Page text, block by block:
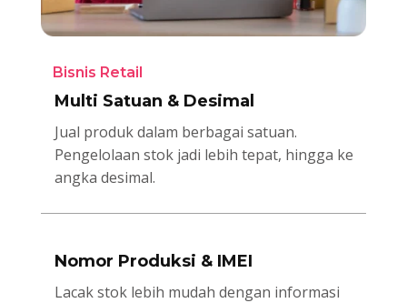
Bisnis Retail
Multi Satuan & Desimal
Jual produk dalam berbagai satuan.
Pengelolaan stok jadi lebih tepat, hingga ke
angka desimal.
Nomor Produksi & IMEI
Lacak stok lebih mudah dengan informasi